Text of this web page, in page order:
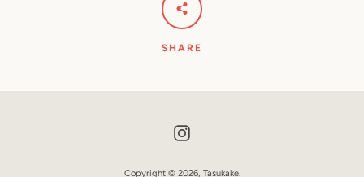
SHARE
Copyright © 2026, Tasukake.